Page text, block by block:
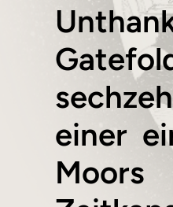
einer
Moors